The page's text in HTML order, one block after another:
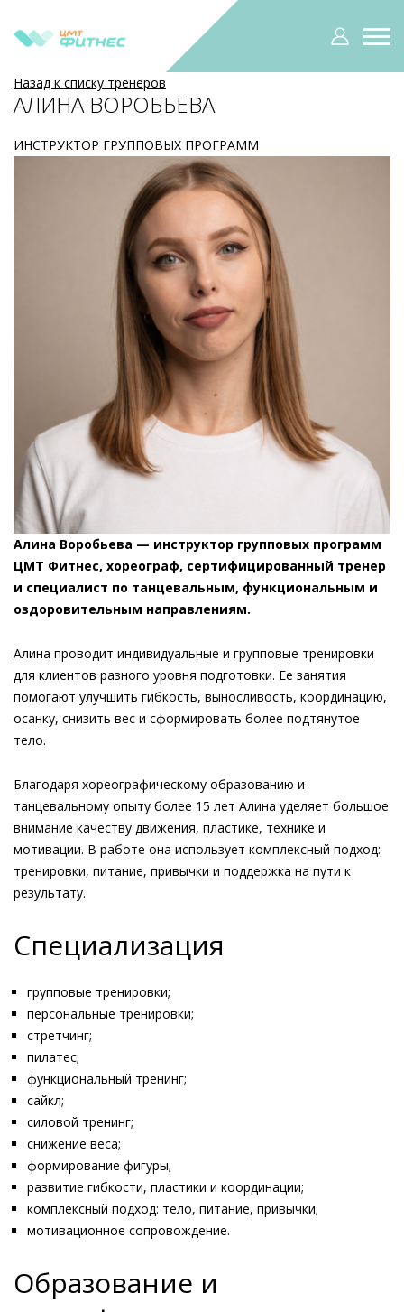
Назад к списку тренеров
АЛИНА ВОРОБЬЕВА
ИНСТРУКТОР ГРУППОВЫХ ПРОГРАММ
Алина Воробьева — инструктор групповых программ
ЦМТ Фитнес, хореограф, сертифицированный тренер
и специалист по танцевальным, функциональным и
оздоровительным направлениям.
Алина проводит индивидуальные и групповые тренировки
для клиентов разного уровня подготовки. Ее занятия
помогают улучшить гибкость, выносливость, координацию,
осанку, снизить вес и сформировать более подтянутое
тело.
Благодаря хореографическому образованию и
танцевальному опыту более 15 лет Алина уделяет большое
внимание качеству движения, пластике, технике и
мотивации. В работе она использует комплексный подход:
тренировки, питание, привычки и поддержка на пути к
результату.
Специализация
групповые тренировки;
персональные тренировки;
стретчинг;
пилатес;
функциональный тренинг;
сайкл;
силовой тренинг;
снижение веса;
формирование фигуры;
развитие гибкости, пластики и координации;
комплексный подход: тело, питание, привычки;
мотивационное сопровождение.
Образование и